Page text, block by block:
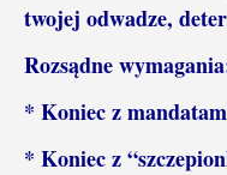
twojej odwadze,
Rozsądne
* Koniec z
* Koniec z